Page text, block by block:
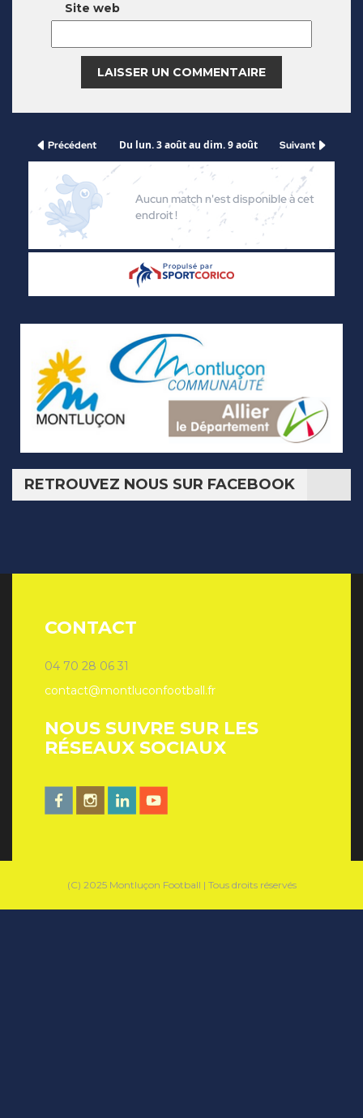
Site web
RETROUVEZ NOUS SUR FACEBOOK
CONTACT
04 70 28 06 31
contact@montluconfootball.fr
NOUS SUIVRE SUR LES
RÉSEAUX SOCIAUX
(C) 2025 Montluçon Football | Tous droits réservés